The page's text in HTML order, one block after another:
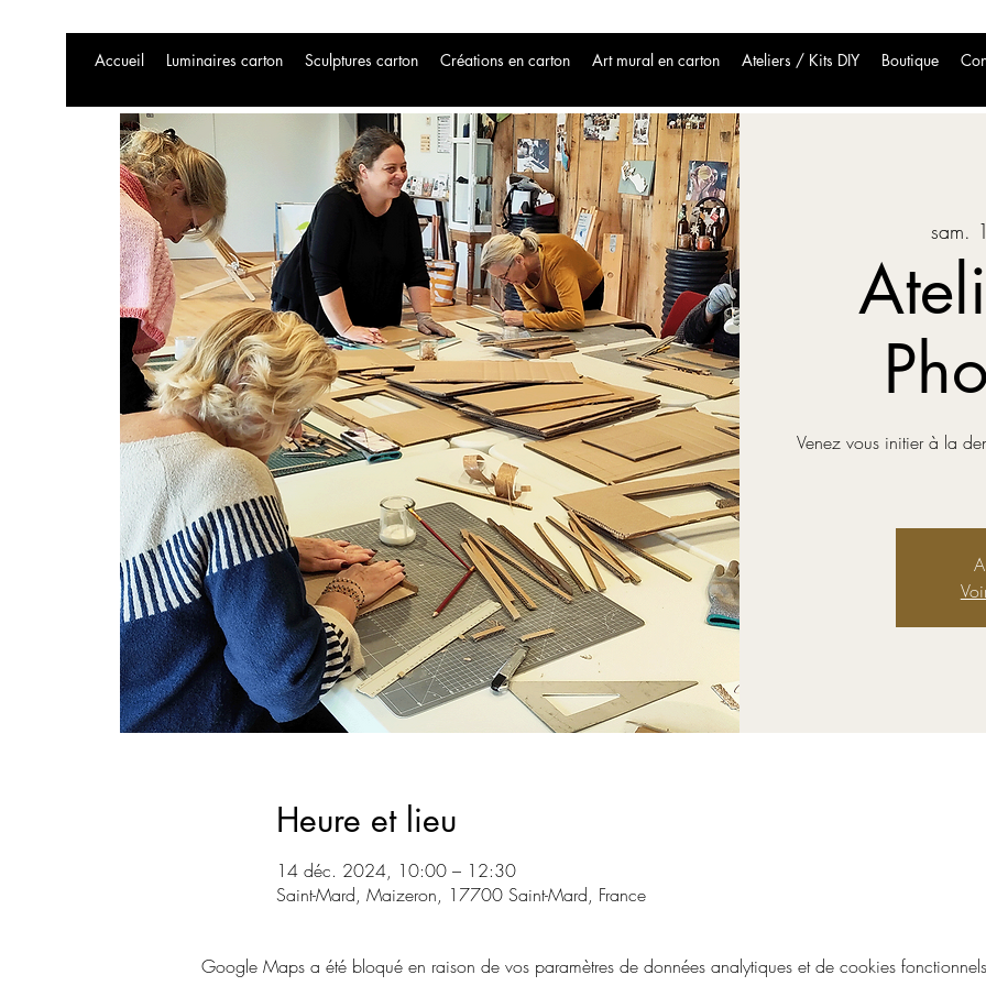
Accueil Luminaires carton Sculptures carton Créations en carton Art mural en carton Ateliers / Kits DIY Boutique
sam.
Venez vous initier à la
Heure et lieu
14 déc. 2024, 10:00 – 12:30
Saint-Mard, Maizeron, 17700 Saint-Mard, France
Google Maps a été bloqué en raison de vos paramètres de données analytiques et de cookies